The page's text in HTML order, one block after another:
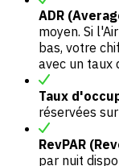
ADR
moyen. Si
bas, votre
avec un taux
Taux
réservées
RevPAR
par nuit